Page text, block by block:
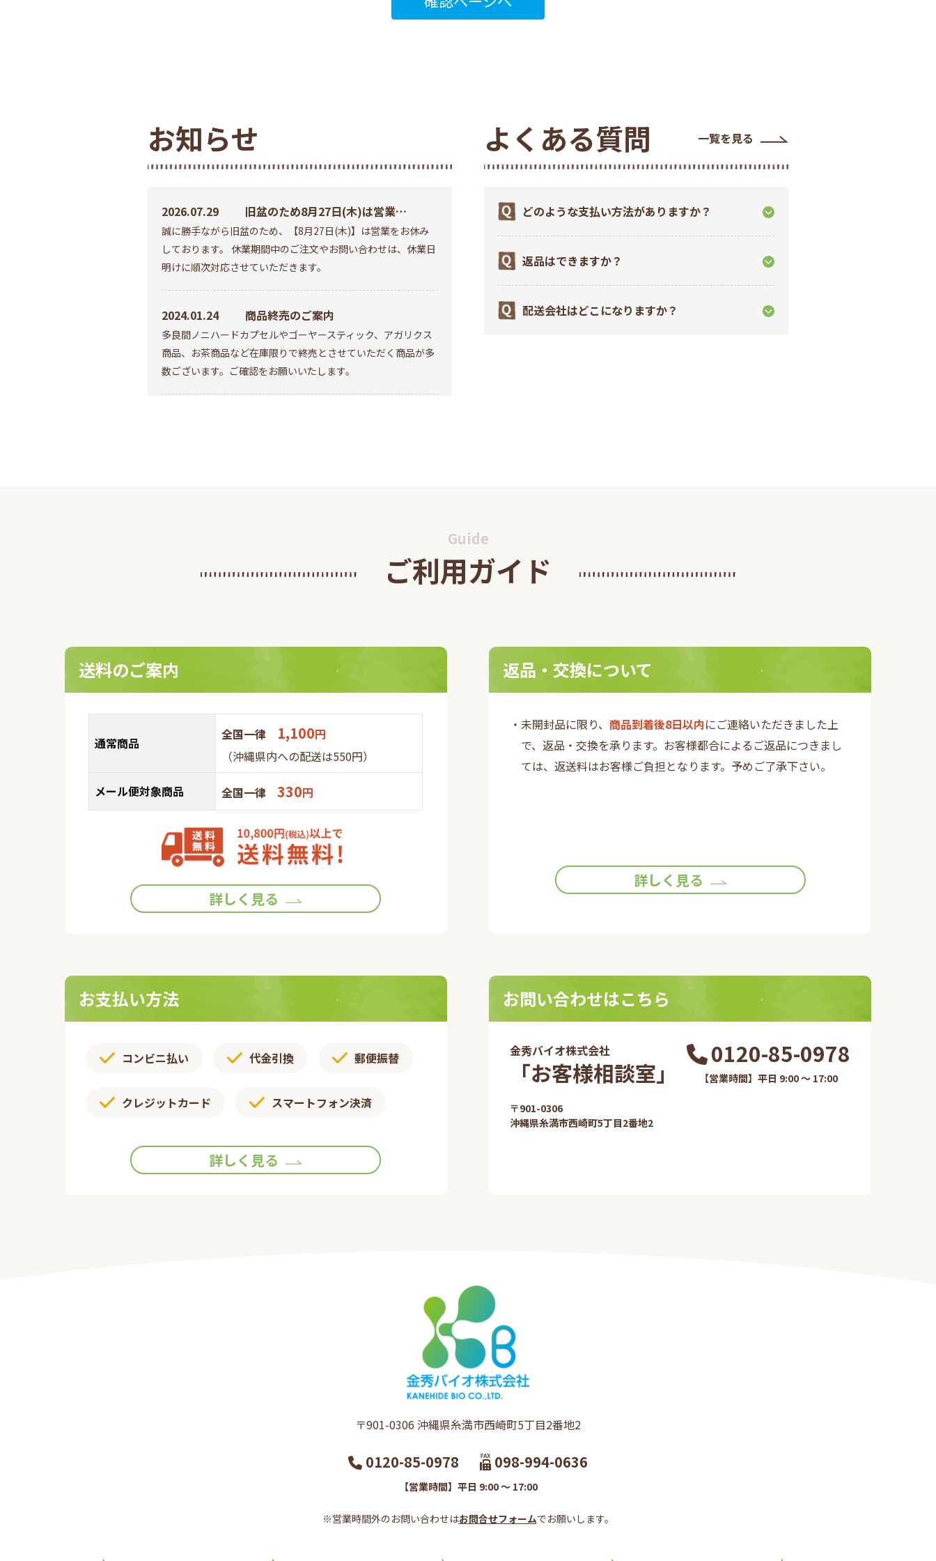
お知らせ
2026.07.29
旧盆のため8月27日(木)は営業お
休みいたします
誠に勝手ながら旧盆のため、【8月27日(木)】は営業をお休み
しております。 休業期間中のご注文やお問い合わせは、休業日
明けに順次対応させていただきます。
2024.01.24 商品終売のご案内
多良間ノニハードカプセルやゴーヤースティック、アガリクス
商品、お茶商品など在庫限りで終売とさせていただく商品が多
数ございます。ご確認をお願いいたします。
オキナワモズクを用いた自社製品「沖縄フコイダン」につい
て、一般社団法人日本健康医療学会が主催する第10回健康医療
よくある質問 一覧を見る
どのような支払い方法がありますか？
返品はできますか？
配送会社はどこになりますか？
Guide
ご利用ガイド
送料のご案内
通常商品
全国一律 1,100円
（沖縄県内への配送は550円）
メール便対象商品 全国一律330円
詳しく見る
返品・交換について
・未開封品に限り、 商品到着後8日以内にご連絡いただきました上
で、返品・交換を承ります。お客様都合によるご返品につきまし
ては、返送料はお客様ご負担となります。予めご了承下さい。
詳しく見る
お支払い方法
コンビニ払い 代金引換 郵便振替​
クレジットカード スマートフォン決済
詳しく見る
お問い合わせはこちら
金秀バイオ株式会社
「お客様相談室​」
0120-85-0978
【営業時間】平日 9:00 ～ 17:00
〒901-0306​
沖縄県糸満市西崎町5丁目2番地2​
〒901-0306​ 沖縄県糸満市西崎町5丁目2番地2​
0120-85-0978 098-994-0636
【営業時間】平日 9:00 ～ 17:00
※営業時間外のお問い合わせはお問合せフォームでお願いします。​